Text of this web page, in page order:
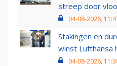
streep door
04-08-2026,
Stakingen en
winst Lufthansa
04-08-2026,